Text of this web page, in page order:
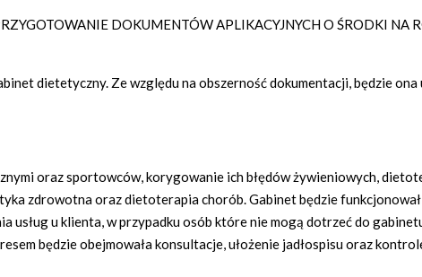
DOKUMENTÓW APLIKACYJNYCH O ŚRODKI NA
dietetyczny. Ze względu na obszerność dokumentacji, będzie ona
oraz sportowców, korygowanie ich błędów żywieniowych,
zdrowotna oraz dietoterapia chorób. Gabinet będzie funkcjonował
u klienta, w przypadku osób które nie mogą dotrzeć do
będzie obejmowała konsultacje, ułożenie jadłospisu oraz